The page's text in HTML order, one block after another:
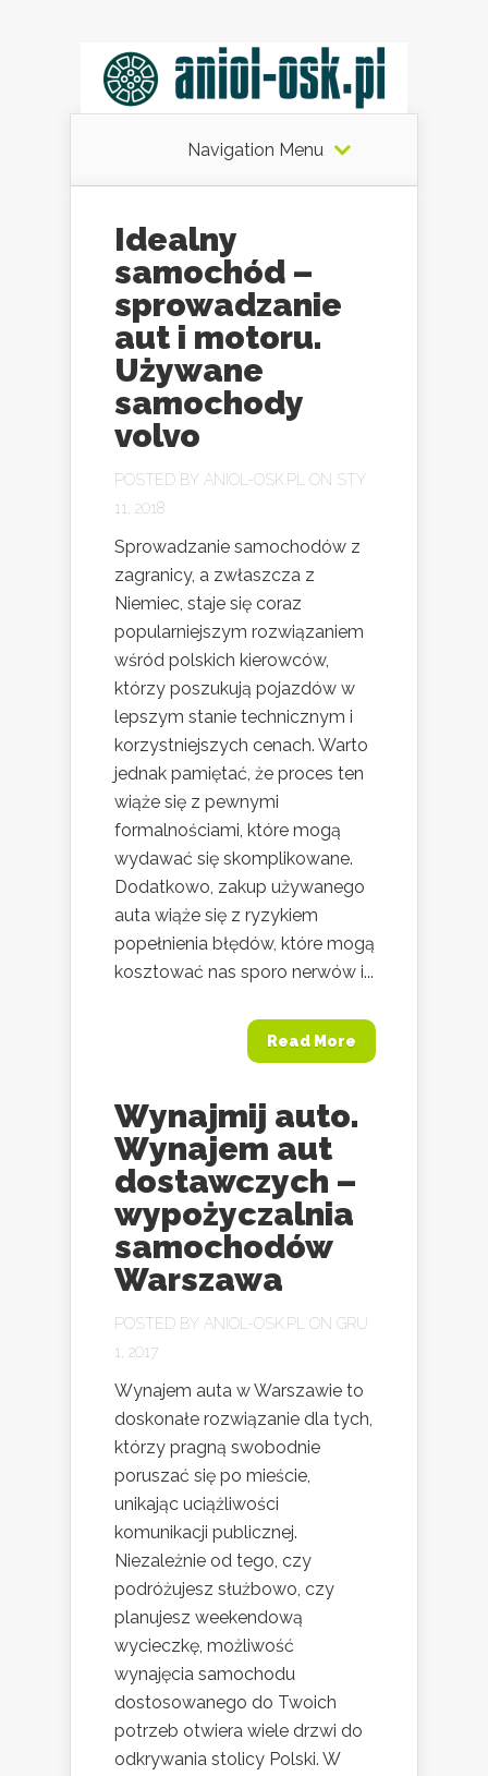
Navigation Menu
Idealny
samochód –
sprowadzanie
aut i motoru.
Używane
samochody
volvo
POSTED BY ANIOL-OSK.PL
ON STY
11, 2018
Sprowadzanie samochodów z
zagranicy, a zwłaszcza z
Niemiec, staje się coraz
popularniejszym rozwiązaniem
wśród polskich kierowców,
którzy poszukują pojazdów w
lepszym stanie technicznym i
korzystniejszych cenach. Warto
jednak pamiętać, że proces ten
wiąże się z pewnymi
formalnościami, które mogą
wydawać się skomplikowane.
Dodatkowo, zakup używanego
auta wiąże się z ryzykiem
popełnienia błędów, które mogą
kosztować nas sporo nerwów i...
Read More
Wynajmij auto.
Wynajem aut
dostawczych –
wypożyczalnia
samochodów
Warszawa
POSTED BY ANIOL-OSK.PL
ON GRU
1, 2017
Wynajem auta w Warszawie to
doskonałe rozwiązanie dla tych,
którzy pragną swobodnie
poruszać się po mieście,
unikając uciążliwości
komunikacji publicznej.
Niezależnie od tego, czy
podróżujesz służbowo, czy
planujesz weekendową
wycieczkę, możliwość
wynajęcia samochodu
dostosowanego do Twoich
potrzeb otwiera wiele drzwi do
odkrywania stolicy Polski. W